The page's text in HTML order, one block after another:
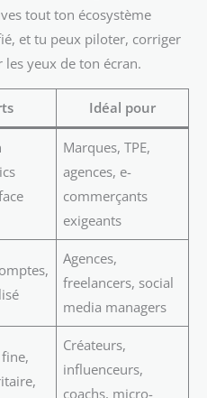
tout ton écosystème
et tu peux piloter, corriger
yeux de ton écran.
Idéal pour
Marques, TPE,
agences, e-
commerçants
exigeants
Agences,
freelancers, social
media managers
Créateurs,
influenceurs,
coachs, micro-